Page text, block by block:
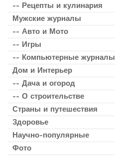
-- Рецепты и кулинария
Мужские журналы
-- Авто и Мото
-- Игры
-- Компьютерные журналы
Дом и Интерьер
-- Дача и огород
-- О строительстве
Страны и путешествия
Здоровье
Научно-популярные
Фото